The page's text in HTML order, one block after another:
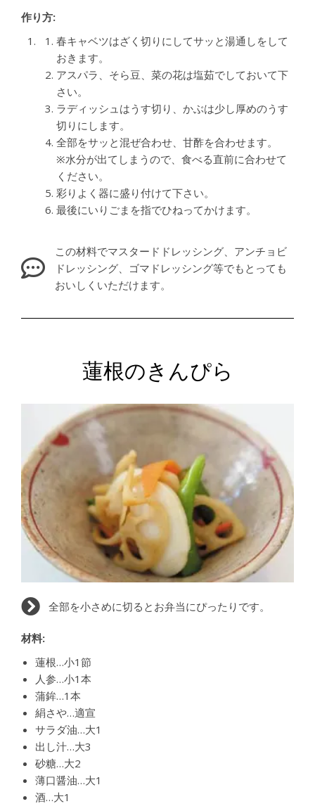
作り方:
春キャベツはざく切りにしてサッと湯通しをして
おきます。
アスパラ、そら豆、菜の花は塩茹でしておいて下
さい。
ラディッシュはうす切り、かぶは少し厚めのうす
切りにします。
全部をサッと混ぜ合わせ、甘酢を合わせます。
※水分が出てしまうので、食べる直前に合わせて
ください。
彩りよく器に盛り付けて下さい。
最後にいりごまを指でひねってかけます。
この材料でマスタードドレッシング、アンチョビ
ドレッシング、ゴマドレッシング等でもとっても
おいしくいただけます。
蓮根のきんぴら
全部を小さめに切るとお弁当にぴったりです。
材料:
蓮根…小1節
人参…小1本
蒲鉾…1本
絹さや…適宣
サラダ油…大1
出し汁…大3
砂糖…大2
薄口醤油…大1
酒…大1